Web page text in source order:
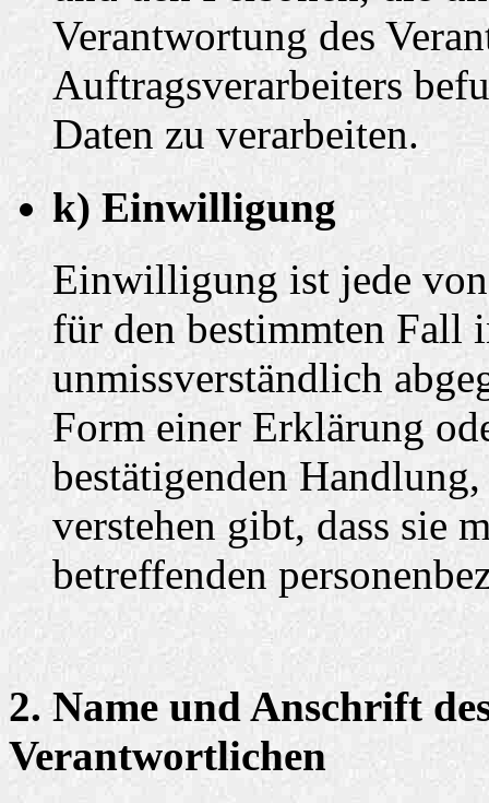
Verantwortung des
Auftragsverarbeiters
Daten zu verarbeiten.
k) Einwilligung
Einwilligung ist jede
für den bestimmten Fall
unmissverständlich
Form einer Erklärung
bestätigenden
verstehen gibt, dass sie
betreffenden
2. Name und Anschrift
Verantwortlichen